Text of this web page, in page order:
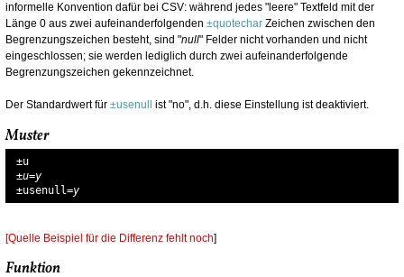
informelle Konvention dafür bei CSV: während jedes "leere" Textfeld mit der
Länge 0 aus zwei aufeinanderfolgenden ±quotechar Zeichen zwischen den
Begrenzungszeichen besteht, sind "null" Felder nicht vorhanden und nicht
eingeschlossen; sie werden lediglich durch zwei aufeinanderfolgende
Begrenzungszeichen gekennzeichnet.
Der Standardwert für ±usenull ist "no", d.h. diese Einstellung ist deaktiviert.
Muster
±u=y
±usenull=y
[Quelle Beispiel für die Differenz fehlt noch]
Funktion